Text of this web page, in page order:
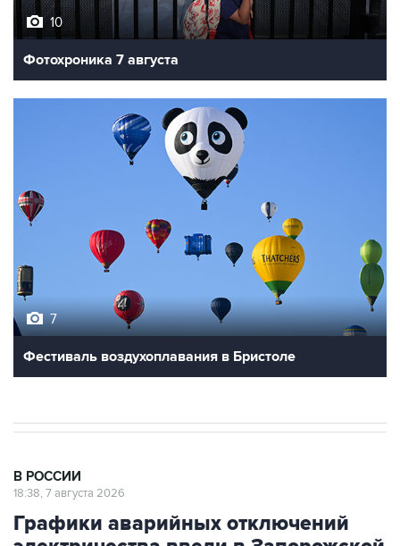
Фотохроника 7 августа
Фестиваль воздухоплавания в Бристоле
Графики аварийных отключений
электричества ввели в Запорожской
области